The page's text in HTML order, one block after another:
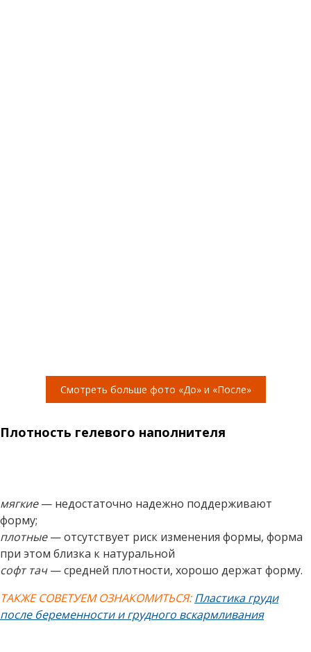
Смотреть больше фото «До» и «После»
Плотность гелевого наполнителя
мягкие— недостаточно надежно поддерживают
форму;
плотные— отсутствует риск изменения формы, форма
при этом близка к натуральной
софт тач— средней плотности, хорошо держат форму.
ТАКЖЕ СОВЕТУЕМ ОЗНАКОМИТЬСЯ: Пластика груди
после беременности и грудного вскармливания